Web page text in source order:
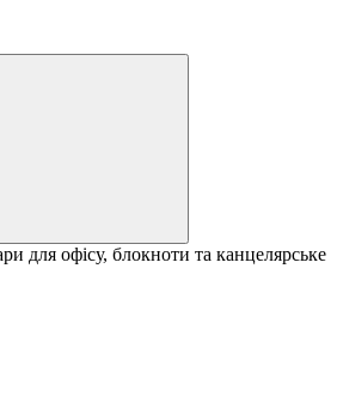
для офісу, блокноти та канцелярське